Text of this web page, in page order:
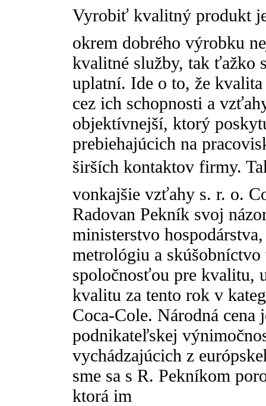
Vyrobiť kvalitný produkt
okrem dobrého výrobku
kvalitné služby, tak ťažko
uplatní. Ide o to, že
cez ich schopnosti a
objektívnejší, ktorý
prebiehajúcich na
širších kontaktov firmy.
vonkajšie vzťahy s. r. o.
Radovan Pekník svoj
ministerstvo
metrológiu a
spoločnosťou pre kvalitu,
kvalitu za tento rok v
Coca-Cole. Národná cena
podnikateľskej
vychádzajúcich z
sme sa s R. Pekníkom
ktorá im